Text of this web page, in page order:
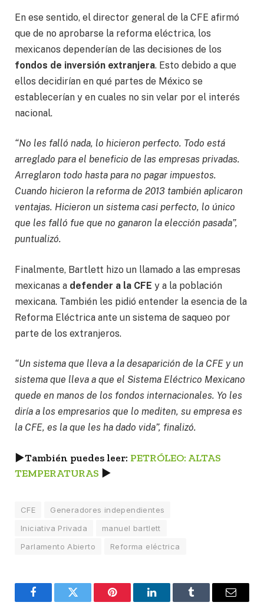
En ese sentido, el director general de la CFE afirmó
que de no aprobarse la reforma eléctrica, los
mexicanos dependerían de las decisiones de los
fondos de inversión extranjera. Esto debido a que
ellos decidirían en qué partes de México se
establecerían y en cuales no sin velar por el interés
nacional.
“No les falló nada, lo hicieron perfecto. Todo está
arreglado para el beneficio de las empresas privadas.
Arreglaron todo hasta para no pagar impuestos.
Cuando hicieron la reforma de 2013 también aplicaron
ventajas. Hicieron un sistema casi perfecto, lo único
que les falló fue que no ganaron la elección pasada”,
puntualizó.
Finalmente, Bartlett hizo un llamado a las empresas
mexicanas a defender a la CFE y a la población
mexicana. También les pidió entender la esencia de la
Reforma Eléctrica ante un sistema de saqueo por
parte de los extranjeros.
“Un sistema que lleva a la desaparición de la CFE y un
sistema que lleva a que el Sistema Eléctrico Mexicano
quede en manos de los fondos internacionales. Yo les
diría a los empresarios que lo mediten, su empresa es
la CFE, es la que les ha dado vida”, finalizó.
►También puedes leer: PETRÓLEO: ALTAS
TEMPERATURAS ►
CFE
Generadores independientes
Iniciativa Privada
manuel bartlett
Parlamento Abierto
Reforma eléctrica
FacebookTwitter Pinterest LinkedInTumblr Email